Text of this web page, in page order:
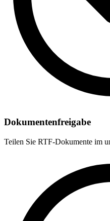
Dokumentenfreigabe
Teilen Sie RTF-Dokumente im